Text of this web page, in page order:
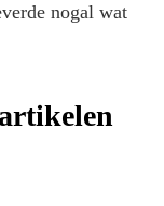
nogal wat